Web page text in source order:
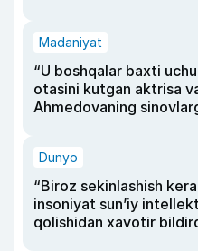
Madaniyat
“U boshqalar baxti
otasini kutgan aktrisa
Ahmedovaning
Dunyo
“Biroz sekinlashish
insoniyat sun’iy
qolishidan xavotir